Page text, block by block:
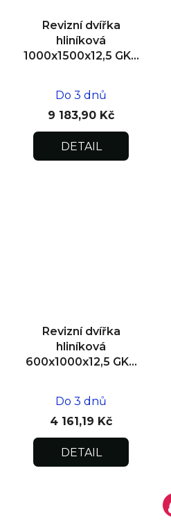
Revizní dvířka
hliníková
1000x1500x12,5 GKB
Do 3 dnů
9 183,90 Kč
DETAIL
Revizní dvířka
hliníková
600x1000x12,5 GKB
Do 3 dnů
4 161,19 Kč
DETAIL